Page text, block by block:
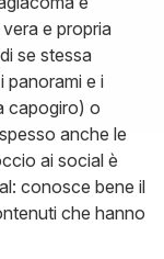
e propria
se stessa
panorami e i
capogiro) o
anche le
ai social è
conosce bene il
che hanno